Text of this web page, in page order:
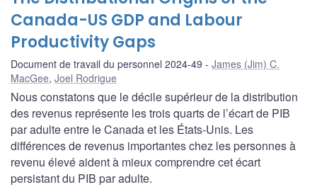
Canada-US GDP and Labour
Productivity Gaps
Document de travail du personnel 2024-49
James (Jim) C.
MacGee, Joel Rodrigue
Nous constatons que le décile supérieur de la distribution
des revenus représente les trois quarts de l’écart de PIB
par adulte entre le Canada et les États-Unis. Les
différences de revenus importantes chez les personnes à
revenu élevé aident à mieux comprendre cet écart
persistant du PIB par adulte.